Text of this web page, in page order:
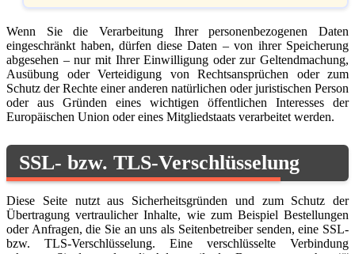
Wenn Sie die Verarbeitung Ihrer personenbezogenen Daten
eingeschränkt haben, dürfen diese Daten – von ihrer Speicherung
abgesehen – nur mit Ihrer Einwilligung oder zur Geltendmachung,
Ausübung oder Verteidigung von Rechtsansprüchen oder zum
Schutz der Rechte einer anderen natürlichen oder juristischen Person
oder aus Gründen eines wichtigen öffentlichen Interesses der
Europäischen Union oder eines Mitgliedstaats verarbeitet werden.
SSL- bzw. TLS-Verschlüsselung
Diese Seite nutzt aus Sicherheitsgründen und zum Schutz der
Übertragung vertraulicher Inhalte, wie zum Beispiel Bestellungen
oder Anfragen, die Sie an uns als Seitenbetreiber senden, eine SSL-
bzw. TLS-Verschlüsselung. Eine verschlüsselte Verbindung